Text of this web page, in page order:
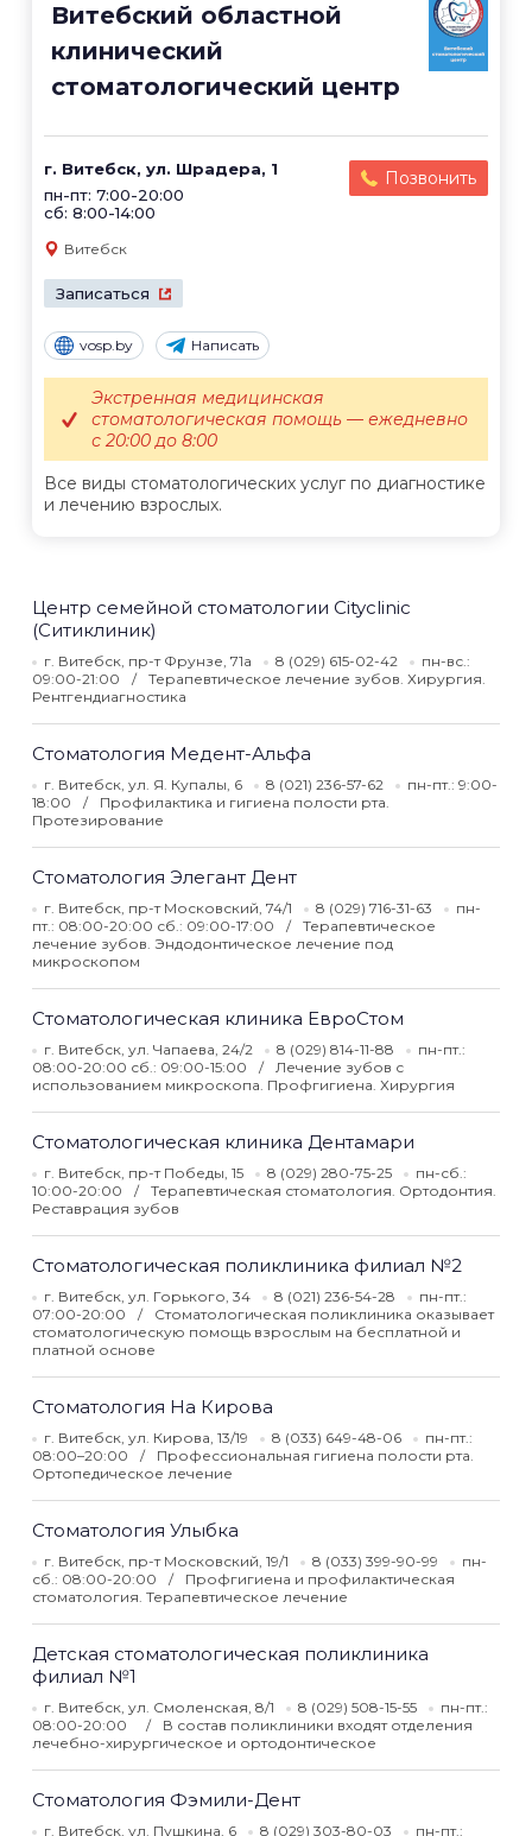
Витебский областной
клинический
стоматологический центр
г. Витебск, ул. Шрадера, 1
пн-пт: 7:00-20:00
сб: 8:00-14:00
Позвонить
Витебск
Записаться
vosp.by Написать
Все виды стоматологических услуг по диагностике
и лечению взрослых.
Экстренная медицинская
стоматологическая помощь — ежедневно
с 20:00 до 8:00
Центр семейной стоматологии Cityclinic
(Ситиклиник)
г. Витебск, пр-т Фрунзе, 71а 8 (029) 615-02-42
пн-вс.:
09:00-21:00
Терапевтическое лечение зубов. Хирургия.
Рентгендиагностика
Стоматология Медент-Альфа
г. Витебск, ул. Я. Купалы, 6 8 (021) 236-57-62
пн-пт.: 9:00-
18:00
Профилактика и гигиена полости рта.
Протезирование
Стоматология Элегант Дент
г. Витебск, пр-т Московский, 74/1 8 (029) 716-31-63
пн-
пт.: 08:00-20:00 сб.: 09:00-17:00
Терапевтическое
лечение зубов. Эндодонтическое лечение под
микроскопом
Стоматологическая клиника ЕвроСтом
г. Витебск, ул. Чапаева, 24/2 8 (029) 814-11-88
пн-пт.:
08:00-20:00 сб.: 09:00-15:00
Лечение зубов с
использованием микроскопа. Профгигиена. Хирургия
Стоматологическая клиника Дентамари
г. Витебск, пр-т Победы, 15 8 (029) 280-75-25
пн-сб.:
10:00-20:00
Терапевтическая стоматология. Ортодонтия.
Реставрация зубов
Стоматологическая поликлиника филиал №2
г. Витебск, ул. Горького, 34 8 (021) 236-54-28
пн-пт.:
07:00-20:00
Стоматологическая поликлиника оказывает
стоматологическую помощь взрослым на бесплатной и
платной основе
Стоматология На Кирова
г. Витебск, ул. Кирова, 13/19 8 (033) 649-48-06
пн-пт.:
08:00–20:00
Профессиональная гигиена полости рта.
Ортопедическое лечение
Стоматология Улыбка
г. Витебск, пр-т Московский, 19/1 8 (033) 399-90-99
пн-
сб.: 08:00-20:00
Профгигиена и профилактическая
стоматология. Терапевтическое лечение
Детская стоматологическая поликлиника
филиал №1
г. Витебск, ул. Смоленская, 8/1 8 (029) 508-15-55
пн-пт.:
08:00-20:00
В состав поликлиники входят отделения
лечебно-хирургическое и ортодонтическое
Стоматология Фэмили-Дент
г. Витебск, ул. Пушкина, 6 8 (029) 303-80-03 пн-пт.: